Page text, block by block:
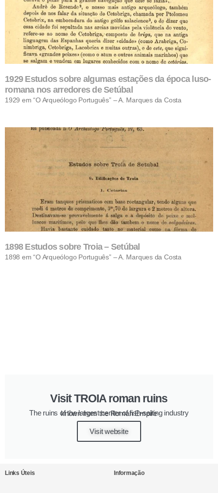
1929 Estudos sobre algumas estações da época luso-
romana nos arredores de Setúbal
1929 em “O Arqueólogo Português” – A. Marques da Costa
1898 Estudos sobre Troia – Setúbal
1898 em “O Arqueólogo Português” – A. Marques da Costa
Visit TROIA roman ruins
The ruins of the largest center of fish-salting industry known from the Roman Empire
Visit website
Links Úteis Informação